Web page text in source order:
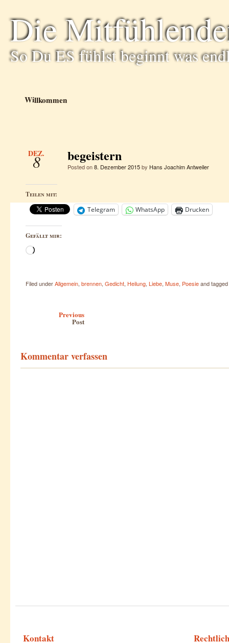
Die
So Du ES fühlst beginnt was
Willkommen
DEZ.
8 begeistern
Posted on8. Dezember 2015by Hans Joachim Antweiler
Teilen mit:
Telegram
WhatsApp Drucken
Gefällt mir:
Wird
Filed underAllgemein, brennen, Gedicht, Heilung, Liebe, Muse, Poesieand tagged
Previous
Post
Kommentar verfassen
Kontakt